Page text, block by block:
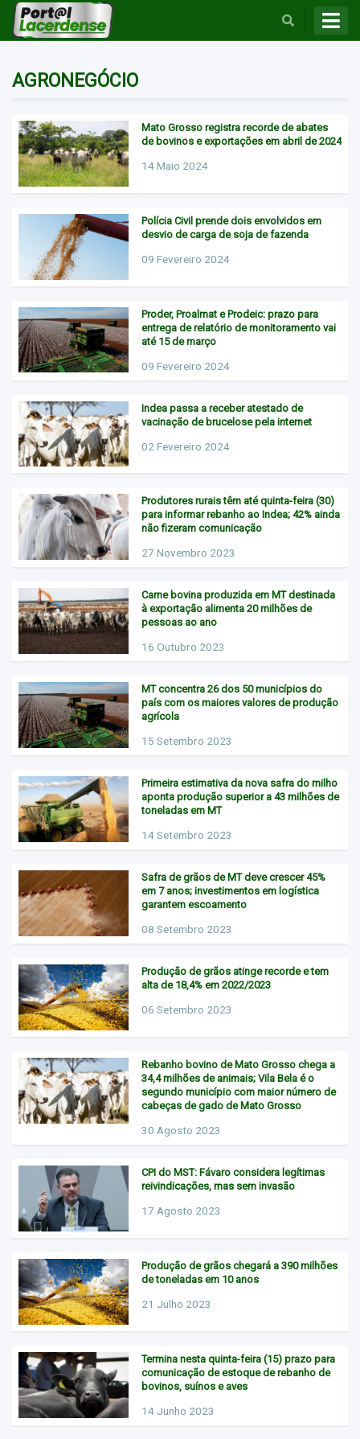
AGRONEGÓCIO
Mato Grosso registra recorde de abates
de bovinos e exportações em abril de 2024
14 Maio 2024
Polícia Civil prende dois envolvidos em
desvio de carga de soja de fazenda
09 Fevereiro 2024
Proder, Proalmat e Prodeic: prazo para
entrega de relatório de monitoramento vai
até 15 de março
09 Fevereiro 2024
Indea passa a receber atestado de
vacinação de brucelose pela internet
02 Fevereiro 2024
Produtores rurais têm até quinta-feira (30)
para informar rebanho ao Indea; 42% ainda
não fizeram comunicação
27 Novembro 2023
Carne bovina produzida em MT destinada
à exportação alimenta 20 milhões de
pessoas ao ano
16 Outubro 2023
MT concentra 26 dos 50 municípios do
país com os maiores valores de produção
agrícola
15 Setembro 2023
Primeira estimativa da nova safra do milho
aponta produção superior a 43 milhões de
toneladas em MT
14 Setembro 2023
Safra de grãos de MT deve crescer 45%
em 7 anos; investimentos em logística
garantem escoamento
08 Setembro 2023
Produção de grãos atinge recorde e tem
alta de 18,4% em 2022/2023
06 Setembro 2023
Rebanho bovino de Mato Grosso chega a
34,4 milhões de animais; Vila Bela é o
segundo município com maior número de
cabeças de gado de Mato Grosso
30 Agosto 2023
CPI do MST: Fávaro considera legítimas
reivindicações, mas sem invasão
17 Agosto 2023
Produção de grãos chegará a 390 milhões
de toneladas em 10 anos
21 Julho 2023
Termina nesta quinta-feira (15) prazo para
comunicação de estoque de rebanho de
bovinos, suínos e aves
14 Junho 2023